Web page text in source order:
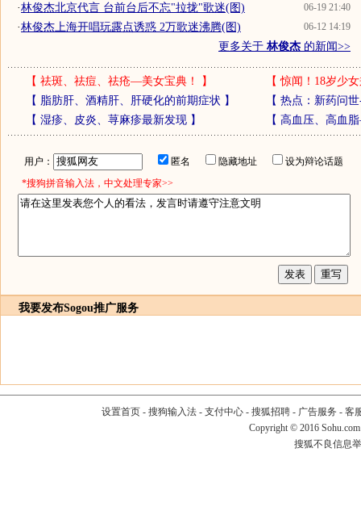
06-19 21:40
·林俊杰北京代言 台前台后不忘"拉拢"歌迷(图)
06-12 14:19
·林俊杰上海开唱玩露点诱惑 2万歌迷沸腾(图)
更多关于 林俊杰 的新闻>>
【 祛斑、祛痘、祛疮—美女宝典！ 】 【惊闻！18岁少
【 脂肪肝、酒精肝、肝硬化的前期症状 】 【 热点：新药问
【 湿疹、皮炎、荨麻疹最新发现】 【 高血压、高血
用户： 匿名 隐藏地址
设为辩论话题
*搜狗拼音输入法，中文处理专家>>
我要发布Sogou推广服务
设置首页- 搜狗输入法- 支付中心- 搜狐招聘- 广告服务 - 客
Copyright © 2016
搜狐不良信息